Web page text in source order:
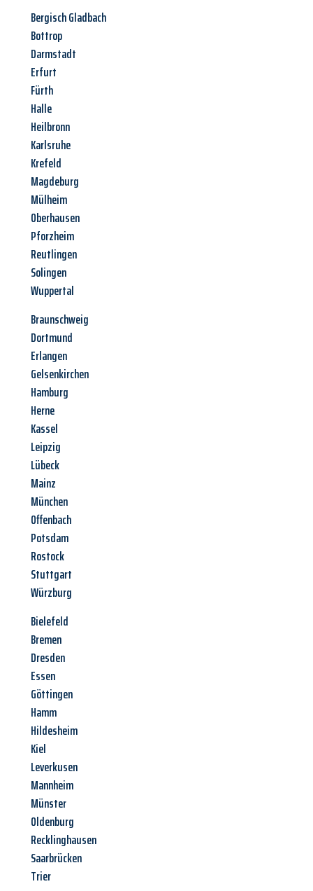
Bergisch Gladbach
Bottrop
Darmstadt
Erfurt
Fürth
Halle
Heilbronn
Karlsruhe
Krefeld
Magdeburg
Mülheim
Oberhausen
Pforzheim
Reutlingen
Solingen
Wuppertal
Braunschweig
Dortmund
Erlangen
Gelsenkirchen
Hamburg
Herne
Kassel
Leipzig
Lübeck
Mainz
München
Offenbach
Potsdam
Rostock
Stuttgart
Würzburg
Bielefeld
Bremen
Dresden
Essen
Göttingen
Hamm
Hildesheim
Kiel
Leverkusen
Mannheim
Münster
Oldenburg
Recklinghausen
Saarbrücken
Trier